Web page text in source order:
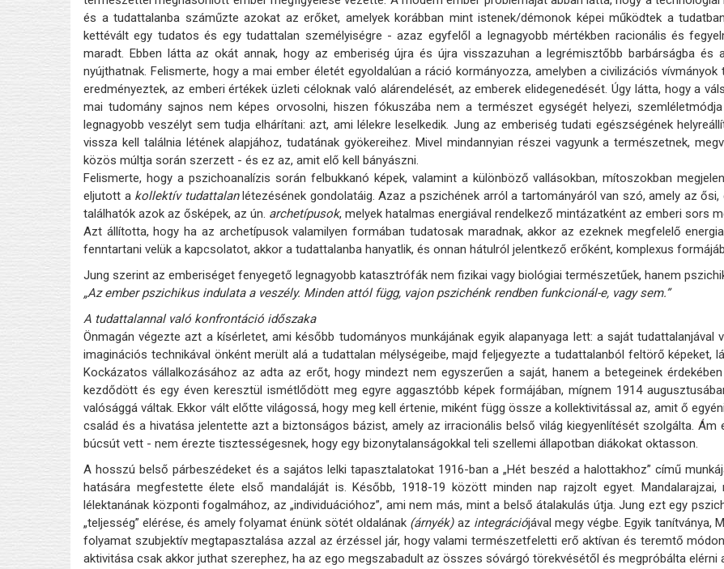
és a tudattalanba száműzte azokat az erőket, amelyek korábban mint istenek/démonok képei működtek a
kettévált egy tudatos és egy tudattalan személyiségre - azaz egyfelől a legnagyobb mértékben racionális és
maradt. Ebben látta az okát annak, hogy az emberiség újra és újra visszazuhan a legrémisztőbb barbárságba és
nyújthatnak. Felismerte, hogy a mai ember életét egyoldalúan a ráció kormányozza, amelyben a civilizációs
eredményeztek, az emberi értékek üzleti céloknak való alárendelését, az emberek elidegenedését. Úgy látta, hogy a
mai tudomány sajnos nem képes orvosolni, hiszen fókuszába nem a természet egységét helyezi,
legnagyobb veszélyt sem tudja elhárítani: azt, ami lélekre leselkedik. Jung az emberiség tudati egészségének
vissza kell találnia létének alapjához, tudatának gyökereihez. Mivel mindannyian részei vagyunk a természetnek,
közös múltja során szerzett - és ez az, amit elő kell bányászni.
Felismerte, hogy a pszichoanalízis során felbukkanó képek, valamint a különböző vallásokban, mítoszokban
eljutott a kollektív tudattalanlétezésének gondolatáig. Azaz a pszichének arról a tartományáról van szó, amely az
találhatók azok az ősképek, az ún. archetípusok, melyek hatalmas energiával rendelkező mintázatként az emberi sors
Azt állította, hogy ha az archetípusok valamilyen formában tudatosak maradnak, akkor az ezeknek megfelelő
fenntartani velük a kapcsolatot, akkor a tudattalanba hanyatlik, és onnan hátulról jelentkező erőként, komplexus
Jung szerint az emberiséget fenyegető legnagyobb katasztrófák nem fizikai vagy biológiai természetűek, hanem
„Az ember pszichikus indulata a veszély. Minden attól függ, vajon pszichénk rendben funkcionál-e, vagy sem.”
A tudattalannal való konfrontáció időszaka
Önmagán végezte azt a kísérletet, ami később tudományos munkájának egyik alapanyaga lett: a saját
imaginációs technikával önként merült alá a tudattalan mélységeibe, majd feljegyezte a tudattalanból feltörő képeket,
Kockázatos vállalkozásához az adta az erőt, hogy mindezt nem egyszerűen a saját, hanem a betegeinek
kezdődött és egy éven keresztül ismétlődött meg egyre aggasztóbb képek formájában, mígnem 1914
valósággá váltak. Ekkor vált előtte világossá, hogy meg kell értenie, miként függ össze a kollektivitással az, amit ő
család és a hivatása jelentette azt a biztonságos bázist, amely az irracionális belső világ kiegyenlítését szolgálta. Ám
búcsút vett - nem érezte tisztességesnek, hogy egy bizonytalanságokkal teli szellemi állapotban diákokat oktasson.
A hosszú belső párbeszédeket és a sajátos lelki tapasztalatokat 1916-ban a „Hét beszéd a halottakhoz” című
hatására megfestette élete első mandaláját is. Később, 1918-19 között minden nap rajzolt egyet.
lélektanának központi fogalmához, az „individuációhoz”, ami nem más, mint a belső átalakulás útja. Jung ezt egy
„teljesség” elérése, és amely folyamat énünk sötét oldalának (árnyék) az integrációjával megy végbe. Egyik tanítványa,
folyamat szubjektív megtapasztalása azzal az érzéssel jár, hogy valami természetfeletti erő aktívan és teremtő
aktivitása csak akkor juthat szerephez, ha az ego megszabadult az összes sóvárgó törekvésétől és megpróbálta elérni